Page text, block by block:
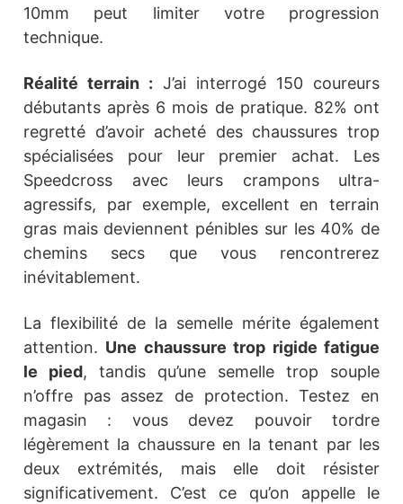
10mm peut limiter votre progression
technique.
Réalité terrain : J’ai interrogé 150 coureurs
débutants après 6 mois de pratique. 82% ont
regretté d’avoir acheté des chaussures trop
spécialisées pour leur premier achat. Les
Speedcross avec leurs crampons ultra-
agressifs, par exemple, excellent en terrain
gras mais deviennent pénibles sur les 40% de
chemins secs que vous rencontrerez
inévitablement.
La flexibilité de la semelle mérite également
attention. Une chaussure trop rigide fatigue
le pied, tandis qu’une semelle trop souple
n’offre pas assez de protection. Testez en
magasin : vous devez pouvoir tordre
légèrement la chaussure en la tenant par les
deux extrémités, mais elle doit résister
significativement. C’est ce qu’on appelle le